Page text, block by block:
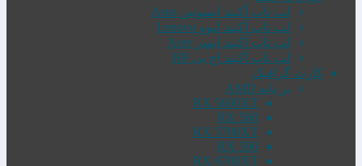
لپ تاپ آکبند ایسوس Asus
لپ تاپ آکبند لنوو Lenovo
لپ تاپ آکبند ایسر Acer
لپ تاپ آکبند اچ پی HP
کارت گرافیک
بر پایه AMD
RX 5600XT
RX 580
RX 5700XT
RX 590
RX 6700XT